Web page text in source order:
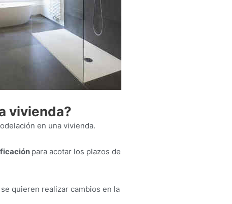
vivienda?
en una vivienda.
para acotar los plazos de
quieren realizar cambios en la